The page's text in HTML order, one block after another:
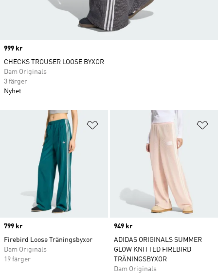
Lägg till på önskelistan
Price
799 kr
Firebird Loose Träningsbyxor
Dam Originals
19 färger
Price
949 kr
ADIDAS ORIGINALS SUMMER
GLOW KNITTED FIREBIRD
TRÄNINGSBYXOR
Dam Originals
Price
999 kr
CHECKS TROUSER LOOSE BYXOR
Dam Originals
3 färger
Nyhet